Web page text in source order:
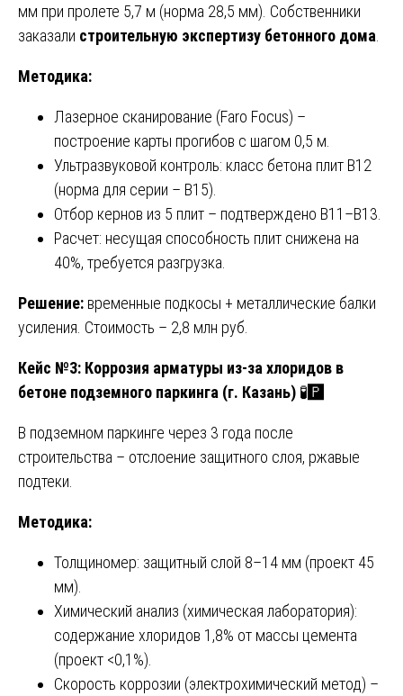
мм при пролете 5,7 м (норма 28,5 мм). Собственники
заказали строительную экспертизу бетонного дома
Методика:
Лазерное сканирование (Faro Focus) –
построение карты прогибов с шагом 0,5 м.
Ультразвуковой контроль: класс бетона плит В12
(норма для серии – В15).
Отбор кернов из 5 плит – подтверждено В11–В13.
Расчет: несущая способность плит снижена на
40%, требуется разгрузка.
Решение: временные подкосы + металлические балки
усиления. Стоимость – 2,8 млн руб.
Кейс №3: Коррозия арматуры из-за хлоридов в
бетоне подземного паркинга (г. Казань) 🧪🅿️
В подземном паркинге через 3 года после
строительства – отслоение защитного слоя, ржавые
подтеки.
Методика:
Толщиномер: защитный слой 8–14 мм (проект 45
мм).
Химический анализ (химическая лаборатория):
содержание хлоридов 1,8% от массы цемента
(проект <0,1%).
Скорость коррозии (электрохимический метод) –